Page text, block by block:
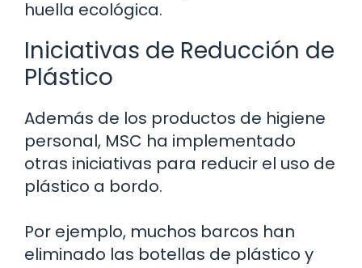
huella ecológica.
Iniciativas de Reducción de
Plástico
Además de los productos de higiene
personal, MSC ha implementado
otras iniciativas para reducir el uso de
plástico a bordo.
Por ejemplo, muchos barcos han
eliminado las botellas de plástico y